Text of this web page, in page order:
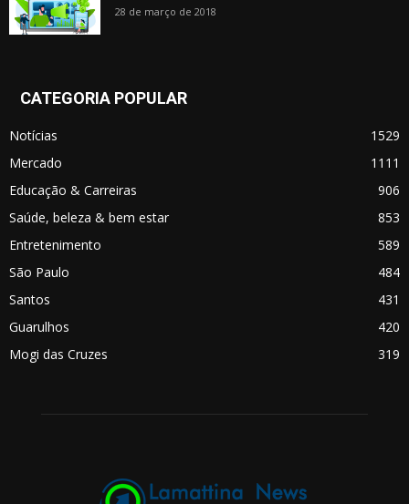
28 de março de 2018
CATEGORIA POPULAR
Notícias
1529
Mercado
1111
Educação & Carreiras
906
Saúde, beleza & bem estar
853
Entretenimento
589
São Paulo
484
Santos
431
Guarulhos
420
Mogi das Cruzes
319